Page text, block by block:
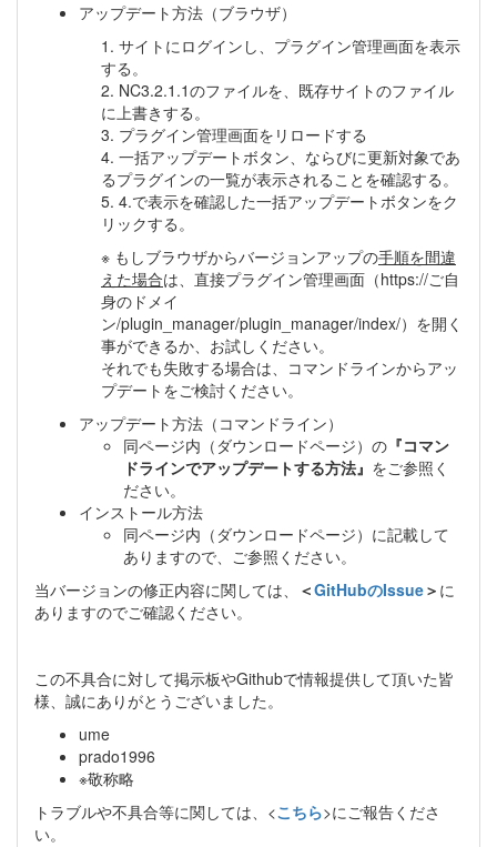
アップデート方法（ブラウザ）
1. サイトにログインし、プラグイン管理画面を表示
する。
2. NC3.2.1.1のファイルを、既存サイトのファイル
に上書きする。
3. プラグイン管理画面をリロードする
4. 一括アップデートボタン、ならびに更新対象であ
るプラグインの一覧が表示されることを確認する。
5. 4.で表示を確認した一括アップデートボタンをク
リックする。
※ もしブラウザからバージョンアップの手順を間違
えた場合は、直接プラグイン管理画面（https://ご自
身のドメイ
ン/plugin_manager/plugin_manager/index/）を開く
事ができるか、お試しください。
それでも失敗する場合は、コマンドラインからアッ
プデートをご検討ください。
アップデート方法（コマンドライン）
同ページ内（ダウンロードページ）の 『コマン
ドラインでアップデートする方法』 をご参照く
ださい。
インストール方法
同ページ内（ダウンロードページ）に記載して
ありますので、ご参照ください。
当バージョンの修正内容に関しては、
＜GitHubのIssue＞ に
ありますのでご確認ください。
この不具合に対して掲示板やGithubで情報提供して頂いた皆
様、誠にありがとうございました。
ume
prado1996
※敬称略
トラブルや不具合等に関しては、<こちら>にご報告くださ
い。